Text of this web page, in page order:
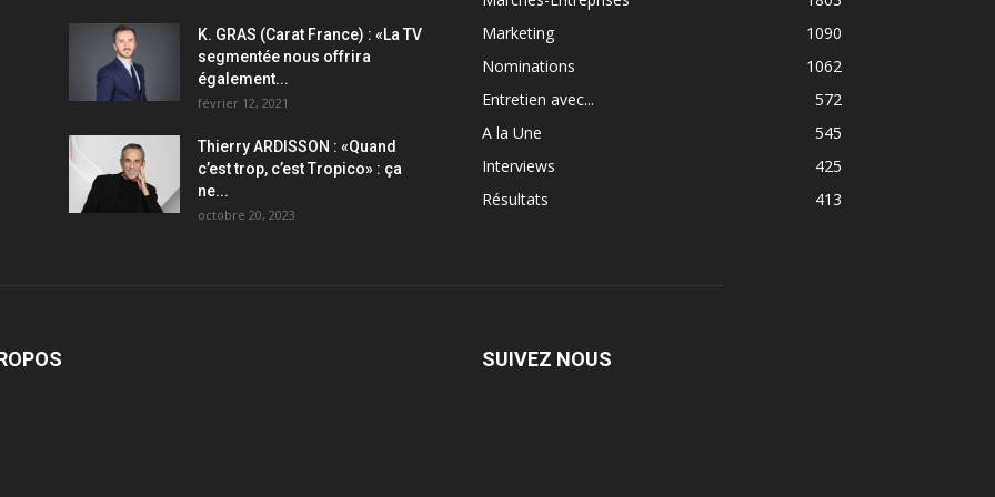
K. GRAS (Carat France) : «La TV
segmentée nous offrira
également...
février 12, 2021
Thierry ARDISSON : «Quand
c’est trop, c’est Tropico» : ça
ne...
octobre 20, 2023
Marketing
1090
Nominations
1062
Entretien avec...
572
A la Une
545
Interviews
425
Résultats
413
SUIVEZ NOUS